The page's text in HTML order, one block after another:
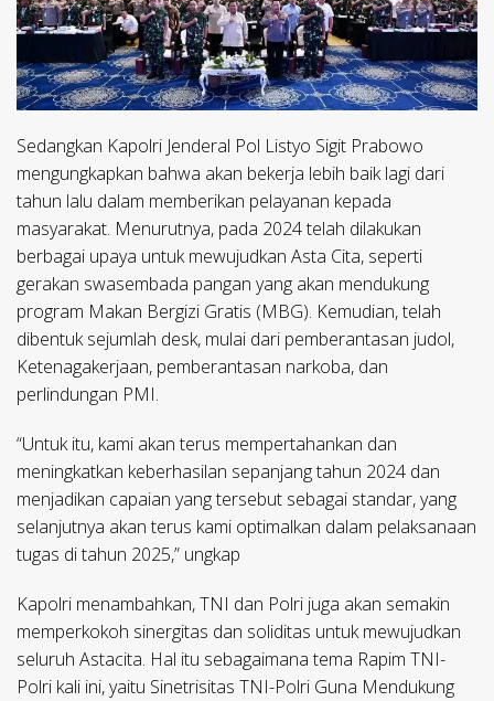
Sedangkan Kapolri Jenderal Pol Listyo Sigit Prabowo
mengungkapkan bahwa akan bekerja lebih baik lagi dari
tahun lalu dalam memberikan pelayanan kepada
masyarakat. Menurutnya, pada 2024 telah dilakukan
berbagai upaya untuk mewujudkan Asta Cita, seperti
gerakan swasembada pangan yang akan mendukung
program Makan Bergizi Gratis (MBG). Kemudian, telah
dibentuk sejumlah desk, mulai dari pemberantasan judol,
Ketenagakerjaan, pemberantasan narkoba, dan
perlindungan PMI.
“Untuk itu, kami akan terus mempertahankan dan
meningkatkan keberhasilan sepanjang tahun 2024 dan
menjadikan capaian yang tersebut sebagai standar, yang
selanjutnya akan terus kami optimalkan dalam pelaksanaan
tugas di tahun 2025,” ungkap
Kapolri menambahkan, TNI dan Polri juga akan semakin
memperkokoh sinergitas dan soliditas untuk mewujudkan
seluruh Astacita. Hal itu sebagaimana tema Rapim TNI-
Polri kali ini, yaitu Sinetrisitas TNI-Polri Guna Mendukung